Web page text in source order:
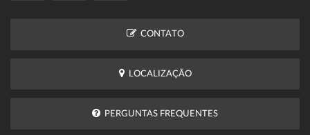
CONTATO
LOCALIZAÇÃO
PERGUNTAS FREQUENTES